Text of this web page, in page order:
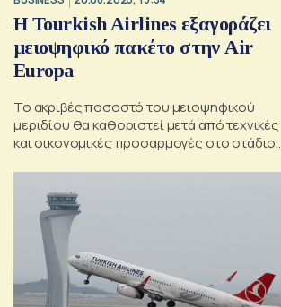
Η Tourkish Airlines εξαγοράζει
μειοψηφικό πακέτο στην Air
Europa
Το ακριβές ποσοστό του μειοψηφικού
μεριδίου θα καθοριστεί μετά από τεχνικές
και οικονομικές προσαρμογές στο στάδιο
Airlines